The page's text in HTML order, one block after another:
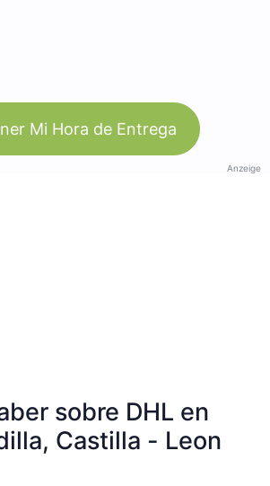
Mi Hora de Entrega
Anzeige
sobre DHL en
Castilla - Leon